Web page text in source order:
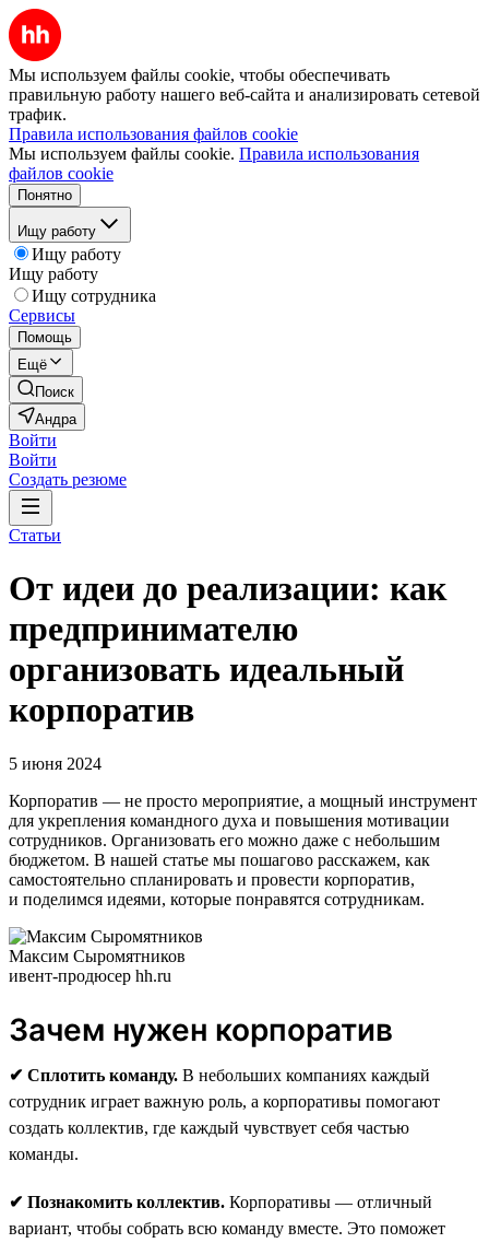
Мы используем файлы cookie, чтобы обеспечивать
правильную работу нашего веб-сайта и анализировать сетевой
трафик.
Правила использования файлов cookie
Мы используем файлы cookie. Правила использования
файлов cookie
Понятно
Ищу работу
Ищу работу
Ищу работу
Ищу сотрудника
Сервисы
Помощь
Ещё
Поиск
Андра
Войти
Войти
Создать резюме
Статьи
От идеи до реализации: как
предпринимателю
организовать идеальный
корпоратив
5 июня 2024
Корпоратив — не просто мероприятие, а мощный инструмент
для укрепления командного духа и повышения мотивации
сотрудников. Организовать его можно даже с небольшим
бюджетом. В нашей статье мы пошагово расскажем, как
самостоятельно спланировать и провести корпоратив,
и поделимся идеями, которые понравятся сотрудникам.
Максим Сыромятников
ивент-продюсер hh.ru
Зачем нужен корпоратив
✔ Сплотить команду. В небольших компаниях каждый
сотрудник играет важную роль, а корпоративы помогают
создать коллектив, где каждый чувствует себя частью
команды.
✔ Познакомить коллектив. Корпоративы — отличный
вариант, чтобы собрать всю команду вместе. Это поможет